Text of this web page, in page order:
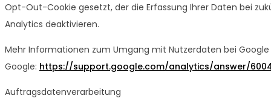
Opt-Out-Cookie gesetzt, der die Erfassung Ihrer Daten bei
Analytics deaktivieren.
Mehr Informationen zum Umgang mit Nutzerdaten bei
Google: https://support.google.com/analytics/answer/
Auftragsdatenverarbeitung